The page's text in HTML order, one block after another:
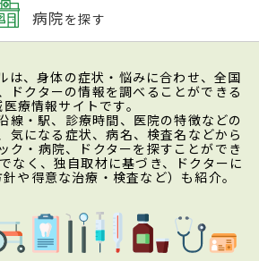
病院を探す
は、身体の症状・悩みに合わせ、全国
ドクターの情報を調べることができる
療情報サイトです。
線・駅、診療時間、医院の特徴などの
気になる症状、病名、検査名などから
ク・病院、ドクターを探すことができ
なく、独自取材に基づき、ドクターに
や得意な治療・検査など）も紹介。